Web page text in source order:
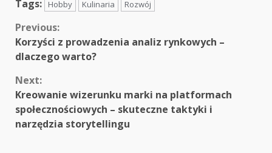
Tags: Hobby Kulinaria Rozwój
Continue
Reading
Previous:
Korzyści z prowadzenia analiz rynkowych –
dlaczego warto?
Next:
Kreowanie wizerunku marki na platformach
społecznościowych – skuteczne taktyki i
narzędzia storytellingu